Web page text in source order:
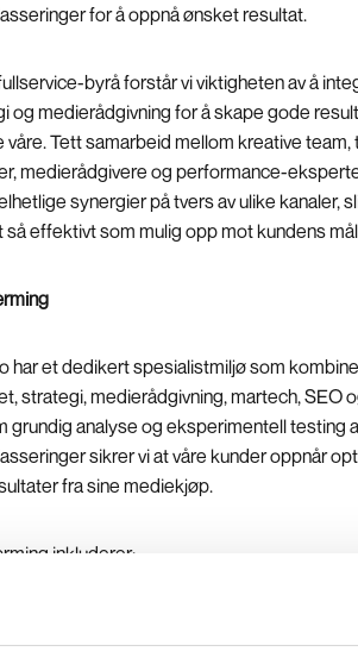
for å oppnå ønsket resultat.
byrå forstår vi viktigheten av å
og medierådgivning for å skape gode
våre. Tett samarbeid mellom kreative
medierådgivere og performance-
synergier på tvers av ulike kanaler,
så effektivt som mulig opp mot kundens
har et dedikert spesialistmiljø som
strategi, medierådgivning, martech, SEO
grundig analyse og eksperimentell testing
sikrer vi at våre kunder oppnår
fra sine mediekjøp.
inkluderer:
premisser og tydelige KPIer. Vi